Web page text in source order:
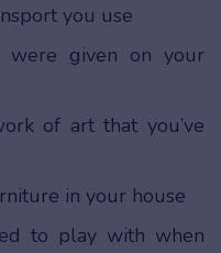
you use
given on your
of art that you’ve
in your house
to play with when